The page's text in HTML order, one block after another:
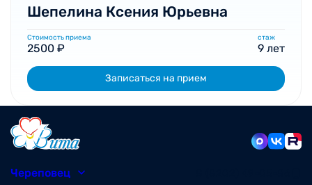
Шепелина Ксения Юрьевна
Стоимость приема
2500 ₽
стаж
9 лет
Записаться на прием
Череповец